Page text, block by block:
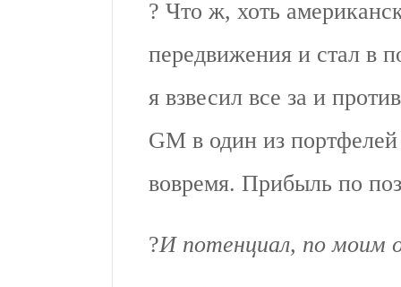
? Что ж, хоть
передвижения и стал в
я взвесил все за и
GM в один из
вовремя. Прибыль по
?И потенциал, по моим